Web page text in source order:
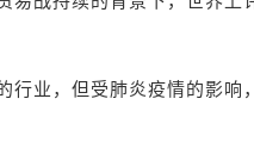
行业，但受肺炎疫情的影响